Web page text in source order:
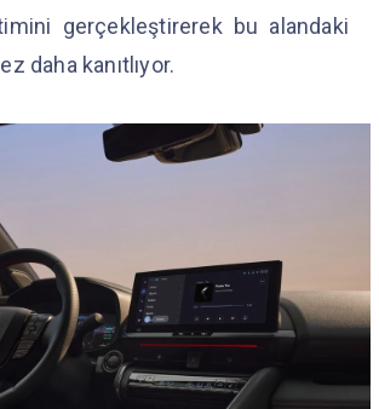
gerçekleştirerek bu alandaki
daha kanıtlıyor.